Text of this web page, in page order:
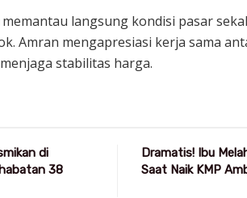
langsung kondisi pasar
Amran mengapresiasi kerja sama
stabilitas harga.
di
38
Dramatis! Ibu
Saat Naik KMP